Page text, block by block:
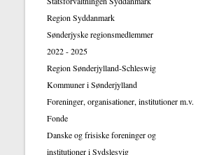
Region Syddanmark
Sønderjyske regionsmedlemmer
2022 - 2025
Region Sønderjylland-Schleswig
Kommuner i Sønderjylland
Foreninger, organisationer, institutioner m.v.
Fonde
Danske og frisiske foreninger og
institutioner i Sydslesvig